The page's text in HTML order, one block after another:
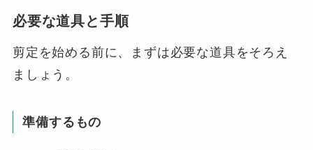
必要な道具と手順
剪定を始める前に、まずは必要な道具をそろえ
ましょう。
準備するもの